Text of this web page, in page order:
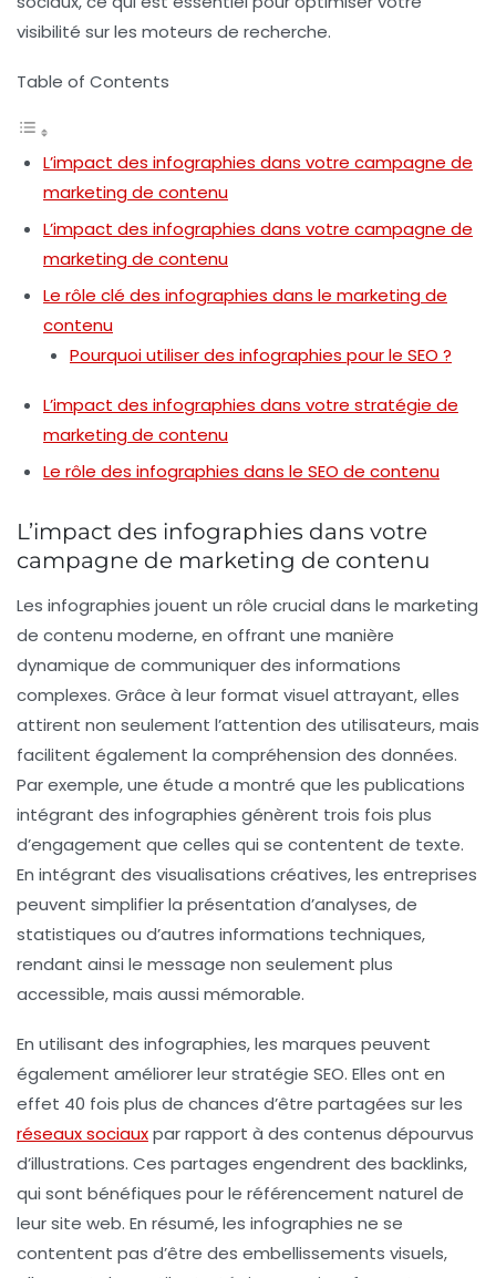
visibilité sur les moteurs de recherche.
Table of Contents
L’impact des infographies dans votre campagne de
marketing de contenu
L’impact des infographies dans votre campagne de
marketing de contenu
Le rôle clé des infographies dans le marketing de
contenu
Pourquoi utiliser des infographies pour le SEO ?
L’impact des infographies dans votre stratégie de
marketing de contenu
Le rôle des infographies dans le SEO de contenu
L’impact des infographies dans votre
campagne de marketing de contenu
Les infographies jouent un rôle crucial dans le marketing
de contenu moderne, en offrant une manière
dynamique de communiquer des informations
complexes. Grâce à leur format visuel attrayant, elles
attirent non seulement l’attention des utilisateurs, mais
facilitent également la compréhension des données.
Par exemple, une étude a montré que les publications
intégrant des infographies génèrent trois fois plus
d’engagement que celles qui se contentent de texte.
En intégrant des visualisations créatives, les entreprises
peuvent simplifier la présentation d’analyses, de
statistiques ou d’autres informations techniques,
rendant ainsi le message non seulement plus
accessible, mais aussi mémorable.
En utilisant des infographies, les marques peuvent
également améliorer leur stratégie SEO. Elles ont en
effet 40 fois plus de chances d’être partagées sur les
réseaux sociauxpar rapport à des contenus dépourvus
d’illustrations. Ces partages engendrent des backlinks,
qui sont bénéfiques pour le référencement naturel de
leur site web. En résumé, les infographies ne se
contentent pas d’être des embellissements visuels,